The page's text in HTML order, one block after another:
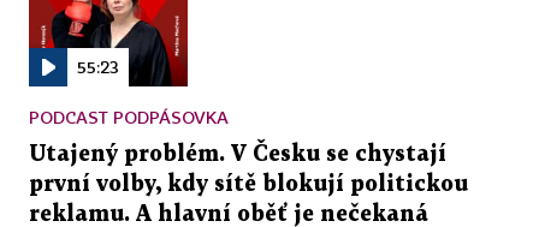
55:23
PODCAST PODPÁSOVKA
Utajený problém. V Česku se chystají
první volby, kdy sítě blokují politickou
reklamu. A hlavní oběť je nečekaná